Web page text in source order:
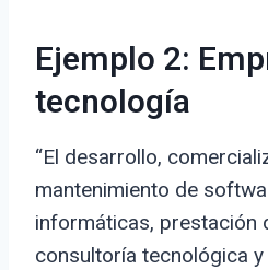
Ejemplo 2:
tecnología
“El desarrollo,
mantenimiento de
informáticas, prestación
consultoría tecnológica